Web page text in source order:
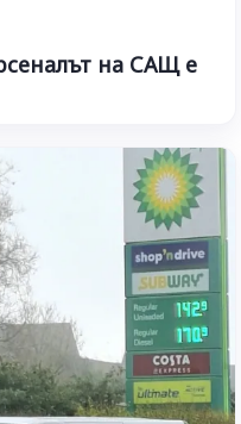
на САЩ е